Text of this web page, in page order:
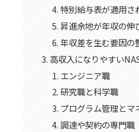
特別給与表が適用さ
昇進余地が年収の伸
年収差を生む要因の
高収入になりやすい
エンジニア職
研究職と科学職
プログラム管理とマ
調達や契約の専門職